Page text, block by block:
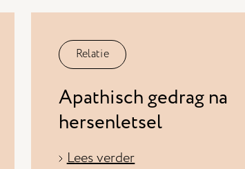
Relatie
Apathisch gedrag na
hersenletsel
Lees verder